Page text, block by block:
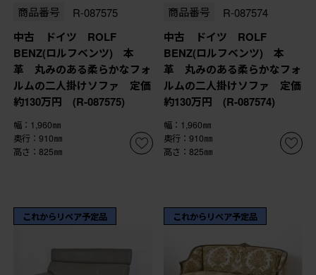
商品番号 R-087575
中古 ドイツ ROLF
BENZ(ロルフベンツ) 本
革 丸みのある柔らかなフォ
ルムの二人掛けソファ 定価
約130万円 (R-087575)
幅：1,960㎜
奥行：910㎜
高さ：825㎜
商品番号 R-087574
中古 ドイツ ROLF
BENZ(ロルフベンツ) 本
革 丸みのある柔らかなフォ
ルムの二人掛けソファ 定価
約130万円 (R-087574)
幅：1,960㎜
奥行：910㎜
高さ：825㎜
これからリペア予定品 これからリペア予定品